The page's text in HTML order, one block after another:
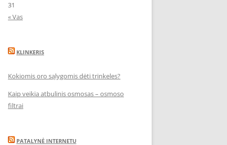
31
« Vas
KLINKERIS
Kokiomis oro sąlygomis dėti trinkeles?
Kaip veikia atbulinis osmosas – osmoso
filtrai
PATALYNĖ INTERNETU